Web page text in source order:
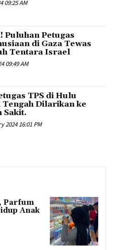
09:25 AM
Puluhan Petugas
di Gaza Tewas
Tentara Israel
09:49 AM
TPS di Hulu
Tengah Dilarikan ke
Sakit.
2024 16:01 PM
Parfum
Anak